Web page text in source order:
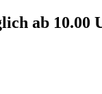
ab 10.00